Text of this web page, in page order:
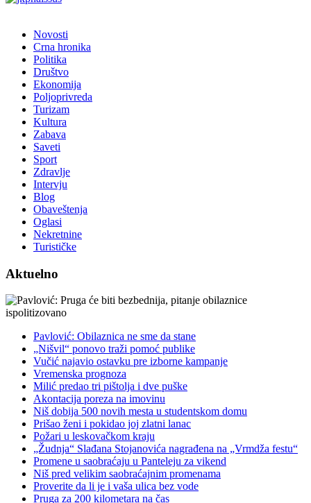
Novosti
Crna hronika
Politika
Društvo
Ekonomija
Poljoprivreda
Turizam
Kultura
Zabava
Saveti
Sport
Zdravlje
Intervju
Blog
Obaveštenja
Oglasi
Nekretnine
Turističke
Aktuelno
Pavlović: Obilaznica ne sme da stane
„Nišvil“ ponovo traži pomoć publike
Vučić najavio ostavku pre izborne kampanje
Vremenska prognoza
Milić predao tri pištolja i dve puške
Akontacija poreza na imovinu
Niš dobija 500 novih mesta u studentskom domu
Prišao ženi i pokidao joj zlatni lanac
Požari u leskovačkom kraju
„Žudnja“ Slađana Stojanovića nagrađena na „Vrmdža festu“
Promene u saobraćaju u Panteleju za vikend
Niš pred velikim saobraćajnim promenama
Proverite da li je i vaša ulica bez vode
Pruga za 200 kilometara na čas